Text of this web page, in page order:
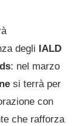
degli IALD
: nel marzo
si terrà per
con
che rafforza